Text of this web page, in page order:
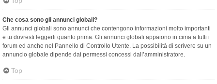
Che cosa sono gli annunci globali?
Gli annunci globali sono annunci che contengono informazioni molto importanti
e tu dovresti leggerli quanto prima. Gli annunci globali appaiono in cima a tutti i
forum ed anche nel Pannello di Controllo Utente. La possibilità di scrivere su un
annuncio globale dipende dai permessi concessi dall’amministratore.
Top